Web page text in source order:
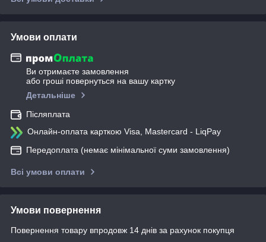
Умови оплати
Ви отримаєте замовлення
або гроші повернуться на вашу картку
Детальніше
Післяплата
Онлайн-оплата карткою Visa, Mastercard - LiqPay
Передоплата (немає мінімальної суми замовлення)
Всі умови оплати
Умови повернення
Повернення товару впродовж 14 днів за рахунок покупця